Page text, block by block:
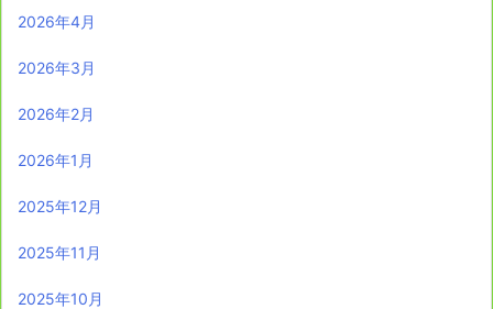
2026年4月
2026年3月
2026年2月
2026年1月
2025年12月
2025年11月
2025年10月